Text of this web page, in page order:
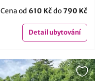
Cena od 610 Kčdo790 Kč
Detailubytování